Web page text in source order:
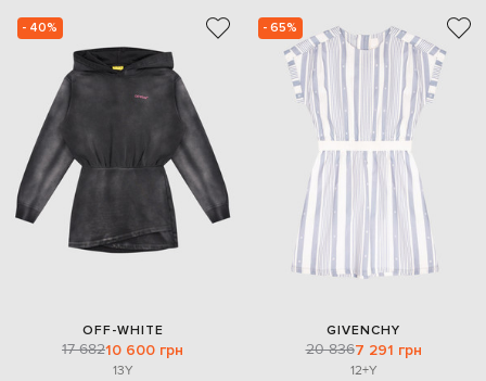
- 40%
OFF-WHITE
17 68210 600 грн
13Y
- 65%
GIVENCHY
20 8367 291 грн
12+Y